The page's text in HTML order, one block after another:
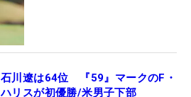
石川遼は64位 『59』マークのF・
ハリスが初優勝/米男子下部